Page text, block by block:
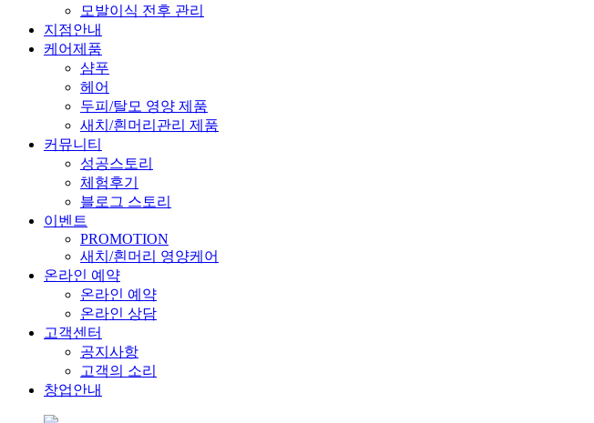
모발이식 전후 관리
지점안내
케어제품
샴푸
헤어
두피/탈모 영양 제품
새치/흰머리관리 제품
커뮤니티
성공스토리
체험후기
블로그 스토리
이벤트
PROMOTION
새치/흰머리 영양케어
온라인 예약
온라인 예약
온라인 상담
고객센터
공지사항
고객의 소리
창업안내